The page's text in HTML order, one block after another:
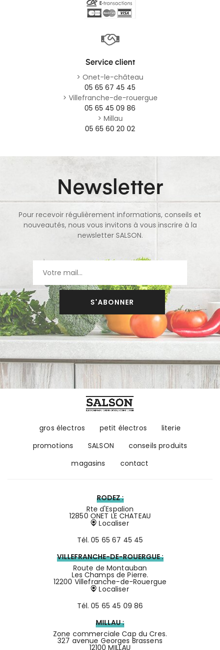
Service client
> Onet-le-château
05 65 67 45 45
> Villefranche-de-rouergue
05 65 45 09 86
> Millau
05 65 60 20 02
Newsletter
Pour recevoir régulièrement informations, conseils et
nouveautés, nous vous invitons à vous inscrire à la
newsletter SALSON.
S'ABONNER
gros électros petit électros
literie
promotions
SALSON
conseils produits
magasins
contact
RODEZ :
Rte d'Espalion
12850 ONET LE CHATEAU
Localiser
Tél.05 65 67 45 45
VILLEFRANCHE-DE-ROUERGUE :
Route de Montauban
Les Champs de Pierre.
12200 Villefranche-de-Rouergue
Localiser
Tél.05 65 45 09 86
MILLAU :
Zone commerciale Cap du Cres.
327 avenue Georges Brassens
12100 MILLAU